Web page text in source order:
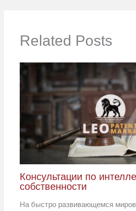
Related Posts
Консультации по
собственности
На быстро развивающемся